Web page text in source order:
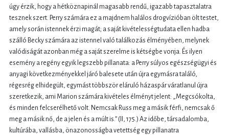
úgy érzik, hogy a hétköznapinál magasabb rendű, igazabb tapasztalatra
tesznek szert. Perry számára ez a majdnem halálos drogvízióban ölt testet,
amely során istennek érzi magát; a saját kivételességtudata ellen hadba
szálló Becky számára az istennel való találkozás élményében, melynek
valódiságát azonban még a saját szerelme is kétségbe vonja. És ilyen
esemény a regény egyik legszebb pillanata: a Perry súlyos egészségügyi és
anyagi következményekkel járó balesete után újra egymásra találó,
régesrég elhidegült, egymást többször eláruló házaspár váratlanul újra
szeretkezik, ami Marion számára kivételes élményt jelent: „Megcsókolta,
és minden felcserélhető volt. Nemcsak Russ meg a másik férfi, nemcsak ő
meg a másik nő, de a jelen és a múlt is.” (II, 175.) Az időbe, társadalomba,
kultúrába, vallásba, önazonosságba vetettség egy pillanatra